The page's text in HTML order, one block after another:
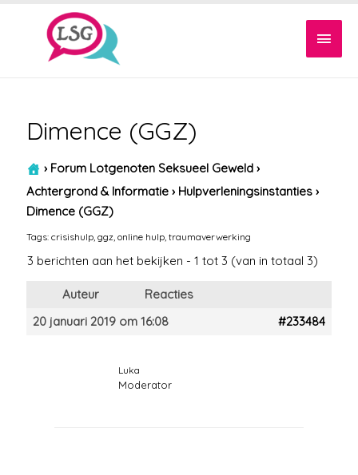
Dimence (GGZ)
› Forum Lotgenoten Seksueel Geweld ›
Achtergrond & Informatie › Hulpverleningsinstanties ›
Dimence (GGZ)
Tags:crisishulp ,ggz ,online hulp ,traumaverwerking
3 berichten aan het bekijken - 1 tot 3 (van in totaal 3)
Auteur
Reacties
20 januari 2019 om 16:08
#233484
Luka
Moderator